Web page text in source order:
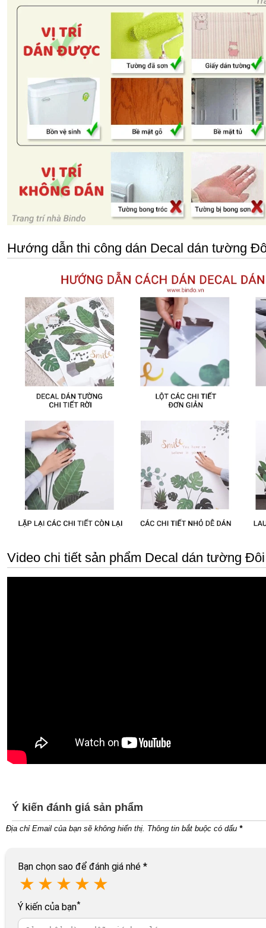
Hướng dẫn thi công dán Decal dán tường
Video chi tiết sản phẩm Decal dán tường
Ý kiến đánh giá sản phẩm
Địa chỉ Email của bạn sẽ không hiển thị. Thông tin bắt buộc có dấu *
Bạn chọn sao để đánh giá nhé *
★ ★ ★ ★ ★
Ý kiến của bạn*